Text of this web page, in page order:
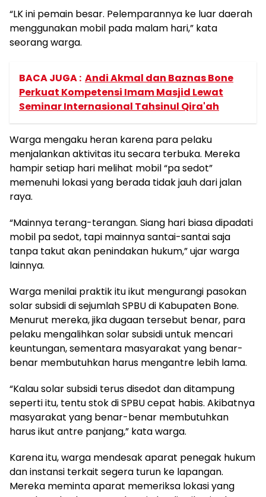
“LK ini pemain besar. Pelemparannya ke luar daerah
menggunakan mobil pada malam hari,” kata
seorang warga.
BACA JUGA : Andi Akmal dan Baznas Bone
Perkuat Kompetensi Imam Masjid Lewat
Seminar Internasional Tahsinul Qira'ah
Warga mengaku heran karena para pelaku
menjalankan aktivitas itu secara terbuka. Mereka
hampir setiap hari melihat mobil “pa sedot”
memenuhi lokasi yang berada tidak jauh dari jalan
raya.
“Mainnya terang-terangan. Siang hari biasa dipadati
mobil pa sedot, tapi mainnya santai-santai saja
tanpa takut akan penindakan hukum,” ujar warga
lainnya.
Warga menilai praktik itu ikut mengurangi pasokan
solar subsidi di sejumlah SPBU di Kabupaten Bone.
Menurut mereka, jika dugaan tersebut benar, para
pelaku mengalihkan solar subsidi untuk mencari
keuntungan, sementara masyarakat yang benar-
benar membutuhkan harus mengantre lebih lama.
“Kalau solar subsidi terus disedot dan ditampung
seperti itu, tentu stok di SPBU cepat habis. Akibatnya
masyarakat yang benar-benar membutuhkan
harus ikut antre panjang,” kata warga.
Karena itu, warga mendesak aparat penegak hukum
dan instansi terkait segera turun ke lapangan.
Mereka meminta aparat memeriksa lokasi yang